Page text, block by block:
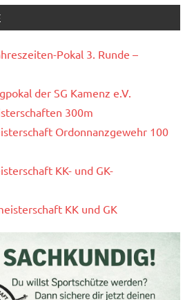
Pokal 3. Runde –
der SG Kamenz e.V.
300m
Ordonnanzgewehr 100
KK- und GK-
KK und GK